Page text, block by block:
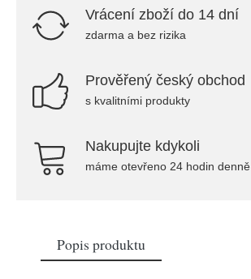
Vrácení zboží do 14 dní
zdarma a bez rizika
Prověřený český obchod
s kvalitními produkty
Nakupujte kdykoli
máme otevřeno 24 hodin denně
Popis produktu